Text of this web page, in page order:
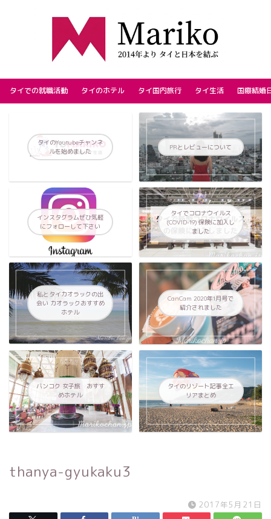
タイでの就職活動 タイのホテル タイ国内旅行 タイ生活 国際結婚
タイのYoutubeチャンネ
ルを始めました
PRとレビューについて
インスタグラムぜひ気軽
にフォローして下さい
タイでコロナウイルス
(COVID-19) 保険に加入し
ました
私とタイカオラックの出
会い カオラックおすすめ
ホテル
CanCam 2020年1月号で
紹介されました
バンコク 女子旅 おすす
めホテル
タイのリゾート記事全エ
リアまとめ
thanya-gyukaku3
2017年5月21日